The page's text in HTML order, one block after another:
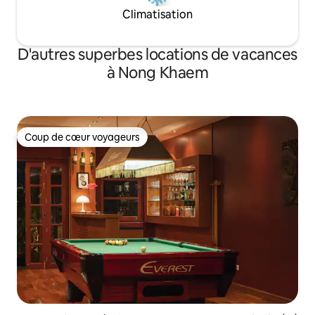
gravures sur bois et des bijoux. Avec son
charme ancien, Baan Silapin est l'endroit
tranquille à siroter un café tout en lisant
un livre pendant que les bateaux
สะดวกครบ แอร์ ตู้เย็น ทีวี ติดริมน้ำตกแต่ง
ละครเล็กที่บ้านศิลปิน ซึ่งอยู่ตรงกันข้ามฝั่ง
คลอง มีอาหารไทยทั้งทางเรือและในชุมชน
ใกล้เซเว่น และร้านสะดวกซื้อเพียง 200
เมตร มีกิจกรรมมากมาย สามารถล่องเรือ ให้
อาหารปลา เพ้นท์หน้ากาก ชมวัดที่มีอยู่
หลายวัดรอบรอบชุมชน
Climatisation
D'autres superbes locations de vacances
à Nong Khaem
Coup de cœur voyageurs
Coup de cœur voyageurs